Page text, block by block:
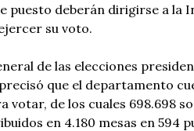
puesto deberán dirigirse a la
su voto.
de las elecciones
que el departamento
votar, de los cuales 698.698
en 4.180 mesas en 594